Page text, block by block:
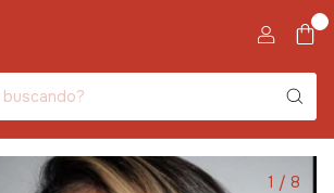
1 / 8